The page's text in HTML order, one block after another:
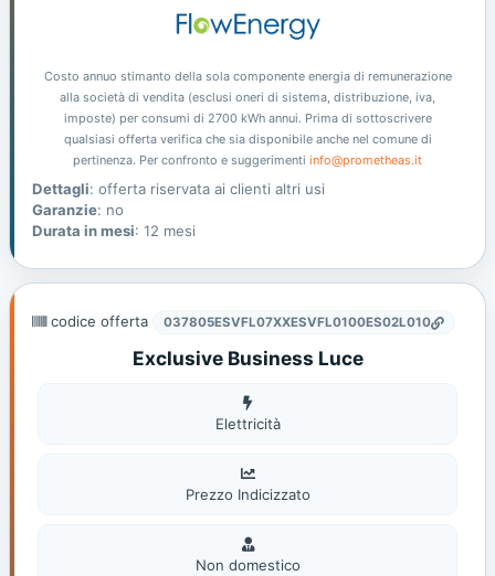
Costo annuo stimanto della sola componente energia di remunerazione
alla società di vendita (esclusi oneri di sistema, distribuzione, iva,
imposte) per consumi di 2700 kWh annui. Prima di sottoscrivere
qualsiasi offerta verifica che sia disponibile anche nel comune di
pertinenza. Per confronto e suggerimenti info@prometheas.it
Dettagli: offerta riservata ai clienti altri usi
Garanzie: no
Durata in mesi: 12 mesi
codice offerta 037805ESVFL07XXESVFL0100ES02L010
Exclusive Business Luce
Elettricità
Elettricità
Prezzo Indicizzato
Non
domestic
Non domestico